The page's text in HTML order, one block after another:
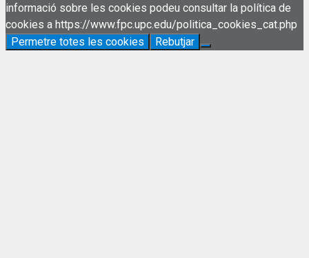
informació sobre les cookies podeu consultar la política de
cookies a https://www.fpc.upc.edu/politica_cookies_cat.php
Permetre totes les cookies
Rebutjar